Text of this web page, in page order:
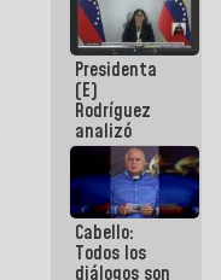
Figuera y
acuerdan
primer
encuentro
presencial
para el
diálogo
Presidenta
(E)
Rodríguez
analizó
junto a
gobernadores
planes de
recuperación
del Sistema
Eléctrico
Cabello:
Todos los
diálogos son